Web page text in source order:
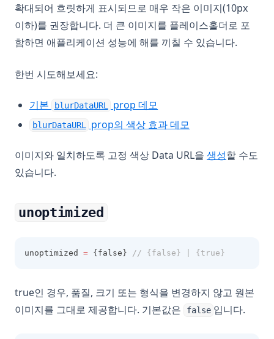
확대되어 흐릿하게 표시되므로 매우 작은 이미지(10px
이하)를 권장합니다. 더 큰 이미지를 플레이스홀더로 포
함하면 애플리케이션 성능에 해를 끼칠 수 있습니다.
한번 시도해보세요:
기본 blurDataURL prop 데모
blurDataURL prop의 색상 효과 데모
이미지와 일치하도록 고정 색상 Data URL을 생성(opens in
할 수도
있습니다.
unoptimized
unoptimized = {false} // {false} | {true}
true인 경우, 품질, 크기 또는 형식을 변경하지 않고 원본
이미지를 그대로 제공합니다. 기본값은
false 입니다.